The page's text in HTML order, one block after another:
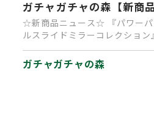
ガチャガチャの森【新商
☆新商品ニュース☆ 『パワー
ルスライドミラーコレクショ
ガチャガチャの森